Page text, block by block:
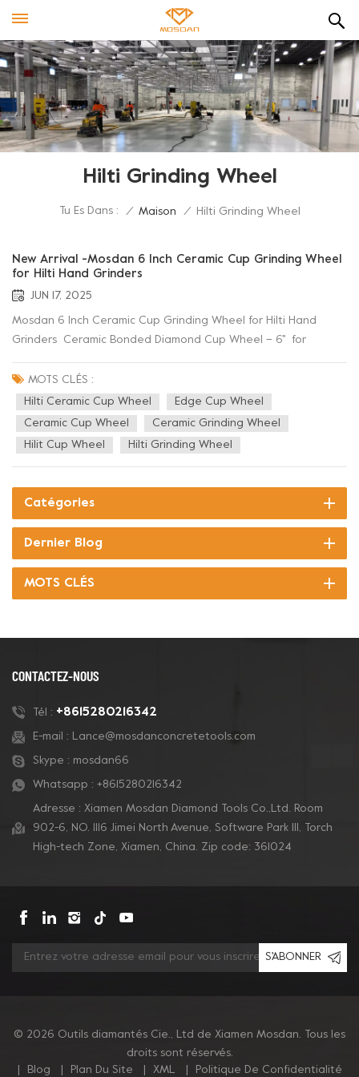
Hilti Grinding Wheel
Tu Es Dans : / Maison / Hilti Grinding Wheel
New Arrival -Mosdan 6 Inch Ceramic Cup Grinding Wheel
for Hilti Hand Grinders
JUN 17, 2025
Mosdan 6 Inch Ceramic Cup Grinding Wheel for Hilti Hand
Grinders Ceramic Bonded Diamond Cup Wheel – 6'' for
150 Angle Grinders. Size: 6''/150mm , Arbor Hole: φ19mm Grit: 30,
50, 100, 200, 400# Pr...
MOTS CLÉS :
Hilti Ceramic Cup Wheel Edge Cup Wheel
Ceramic Cup Wheel Ceramic Grinding Wheel
Hilit Cup Wheel Hilti Grinding Wheel
Catégories
Dernier Blog
MOTS CLÉS
CONTACTEZ-NOUS
Tél : +8615280216342
E-mail : Lance@mosdanconcretetools.com
Skype : mosdan66
Whatsapp : +8615280216342
Adresse : Xiamen Mosdan Diamond Tools Co.,Ltd. Room
902-6, NO. 1116 Jimei North Avenue, Software Park Ill, Torch
High-tech Zone, Xiamen, China. Zip code: 361024
S'ABONNER
© 2026 Outils diamantés Cie., Ltd de Xiamen Mosdan. Tous les
droits sont réservés.
Blog Plan Du Site XML Politique De Confidentialité